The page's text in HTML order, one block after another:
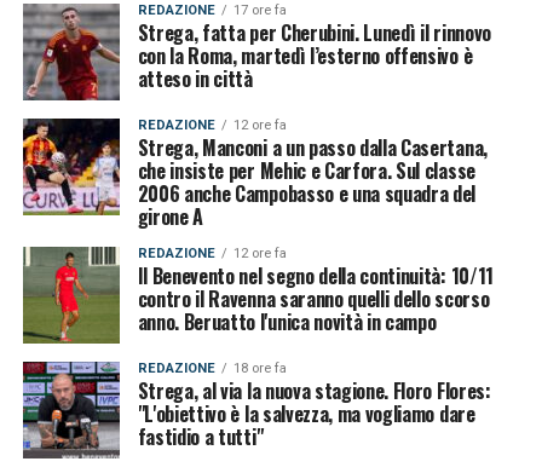
REDAZIONE 17 ore fa
Strega, fatta per Cherubini. Lunedì il rinnovo
con la Roma, martedì l’esterno offensivo è
atteso in città
REDAZIONE 12 ore fa
Strega, Manconi a un passo dalla Casertana,
che insiste per Mehic e Carfora. Sul classe
2006 anche Campobasso e una squadra del
girone A
REDAZIONE 12 ore fa
Il Benevento nel segno della continuità: 10/11
contro il Ravenna saranno quelli dello scorso
anno. Beruatto l'unica novità in campo
REDAZIONE 18 ore fa
Strega, al via la nuova stagione. Floro Flores:
"L'obiettivo è la salvezza, ma vogliamo dare
fastidio a tutti"